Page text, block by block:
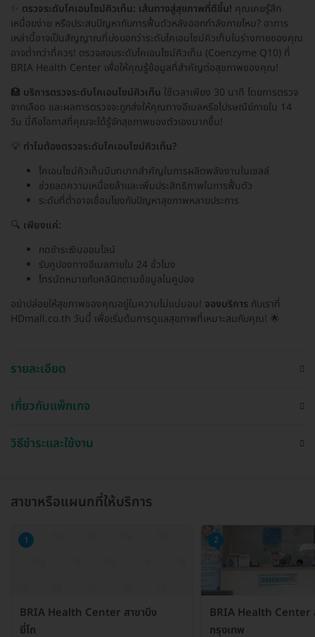
ตรวจระดับโคเอนไซม์คิวเท็น: เส้นทางสู่สุขภาพที่ดีขึ้น! คุณเคยรู้สึก
เหนื่อยง่าย หรือประสบปัญหากับการฟื้นตัวหลังออกกำลังกายไหม? อาการ
เหล่านี้อาจเป็นสัญญาณที่บ่งบอกว่าระดับโคเอนไซม์คิวเท็นในร่างกายของคุณ
อาจต่ำกว่าที่ควร! ตรวจสอบระดับโคเอนไซม์คิวเท็น (Coenzyme Q10) ที่
BRIA Health Center เพื่อให้คุณรู้ข้อมูลที่สำคัญต่อสุขภาพของคุณ!
🏥 บริการตรวจระดับโคเอนไซม์คิวเท็น ใช้เวลาเพียง 30 นาที โดยการตรวจ
จากเลือด และผลการตรวจจะถูกส่งให้คุณทางอีเมลหรือไปรษณีย์ภายใน 14
วัน นี่คือโอกาสที่คุณจะได้รู้จักสุขภาพของตัวเองมากขึ้น!
💡 ทำไมต้องตรวจระดับโคเอนไซม์คิวเท็น?
โคเอนไซม์คิวเท็นมีบทบาทสำคัญในการผลิตพลังงานในเซลล์
ช่วยลดความเหนื่อยล้าและเพิ่มประสิทธิภาพในการฟื้นตัว
ระดับที่ต่ำอาจเชื่อมโยงกับปัญหาสุขภาพหลายประการ
🔍 เพียงแค่:
กดชำระเงินออนไลน์
รับคูปองทางอีเมลภายใน 24 ชั่วโมง
โทรนัดหมายกับคลินิกตามข้อมูลในคูปอง
อย่าปล่อยให้สุขภาพของคุณอยู่ในความไม่แน่นอน! จองบริการ กับเราที่
HDmall.co.th วันนี้ เพื่อเริ่มต้นการดูแลสุขภาพที่เหมาะสมกับคุณ! 🌟
รายละเอียด
เกี่ยวกับแพ็กเกจ
วิธีชำระและใช้งาน
สาขาหรือแผนกที่ให้บริการ
1
BRIA Health Center สาขาบึง
ยี่โถ
2
BRIA Health Center
กรุงเทพ